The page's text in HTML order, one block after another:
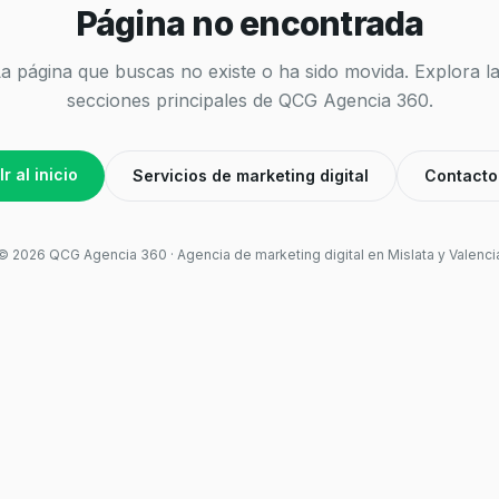
Página no encontrada
página que buscas no existe o ha sido movida. Explora
secciones principales de QCG Agencia 360.
Ir al inicio Servicios de marketing digital Contacto
2026 QCG Agencia 360 · Agencia de marketing digital en Mislata y